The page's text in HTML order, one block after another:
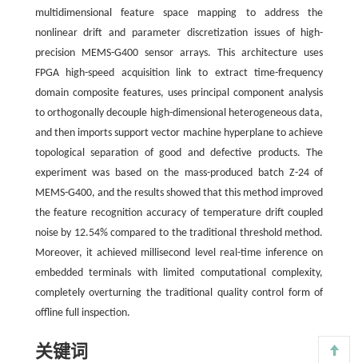
multidimensional feature space mapping to address the
nonlinear drift and parameter discretization issues of high-
precision MEMS-G400 sensor arrays. This architecture uses
FPGA high-speed acquisition link to extract time-frequency
domain composite features, uses principal component analysis
to orthogonally decouple high-dimensional heterogeneous data,
and then imports support vector machine hyperplane to achieve
topological separation of good and defective products. The
experiment was based on the mass-produced batch Z-24 of
MEMS-G400, and the results showed that this method improved
the feature recognition accuracy of temperature drift coupled
noise by 12.54% compared to the traditional threshold method.
Moreover, it achieved millisecond level real-time inference on
embedded terminals with limited computational complexity,
completely overturning the traditional quality control form of
offline full inspection.
关键词